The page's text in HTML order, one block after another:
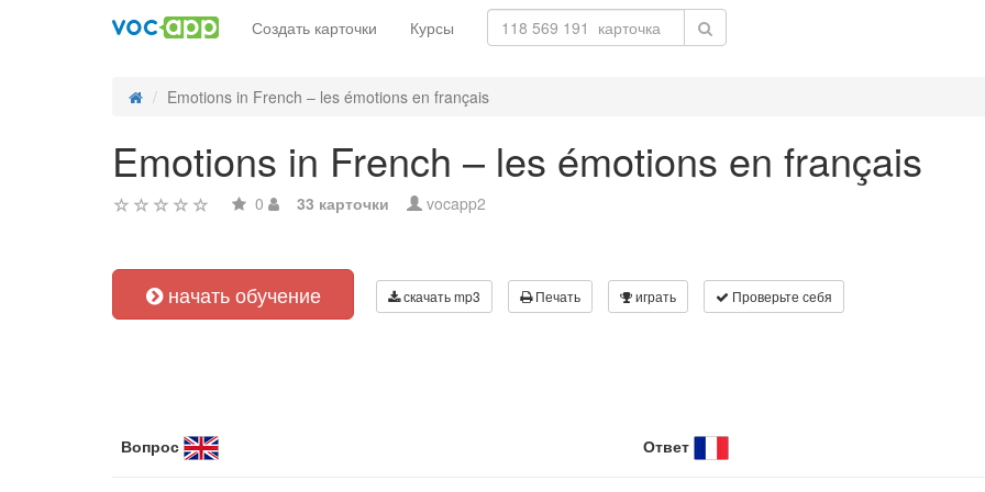
Создать карточки Курсы
Emotions in French – les émotions en français
Emotions in French – les émotions en français
0 33 карточки vocapp2
начать обучение скачать mp3 Печать играть Проверьте себя
Вопрос Ответ